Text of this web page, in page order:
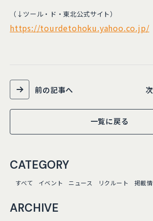
（↓ツール・ド・東北公式サイト）
https://tourdetohoku.yahoo.co.jp/
前の記事へ
一覧に戻る
CATEGORY
すべて イベント ニュース リクルート 掲載
ARCHIVE